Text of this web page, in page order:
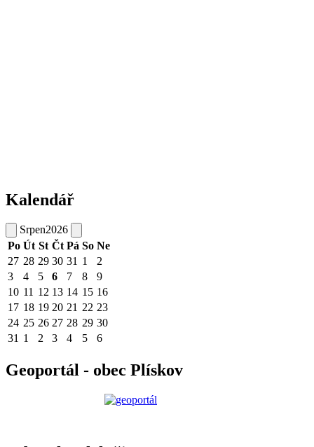
Kalendář
Srpen2026
Po Út St Čt Pá So Ne
27 28 29 30 31 1
2
3
4 5 6 7 8
9
10 11 12 13 14 15 16
17 18 19 20 21 22 23
24 25 26 27 28 29 30
31 1 2 3 4 5 6
Geoportál - obec Plískov